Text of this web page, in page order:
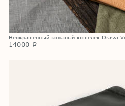
Неокрашенный кожаный кошелек Drasvi
14000 p